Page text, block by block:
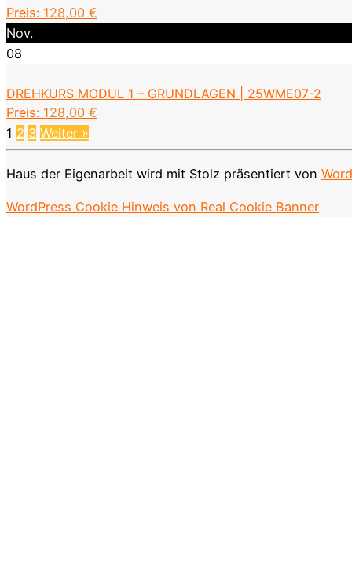
Preis: 128,00 €
Nov.
08
DREHKURS MODUL 1 – GRUNDLAGEN | 25WME07-2
Preis: 128,00 €
1 2 3 Weiter »
Haus der Eigenarbeit wird mit Stolz präsentiert von
WordPress Cookie Hinweis von Real Cookie Banner